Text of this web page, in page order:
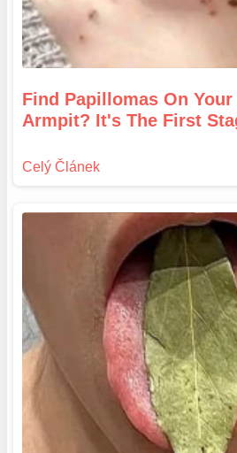
Find Papillomas On Your
Armpit? It's The First